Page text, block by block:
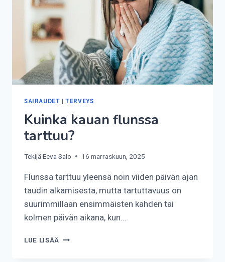
SAIRAUDET |TERVEYS
Kuinka kauan flunssa
tarttuu?
Tekijä Eeva Salo 16 marraskuun, 2025
Flunssa tarttuu yleensä noin viiden päivän ajan
taudin alkamisesta, mutta tartuttavuus on
suurimmillaan ensimmäisten kahden tai
kolmen päivän aikana, kun…
LUE LISÄÄ KUINKA